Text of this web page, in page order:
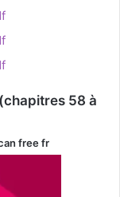
58 à
free fr